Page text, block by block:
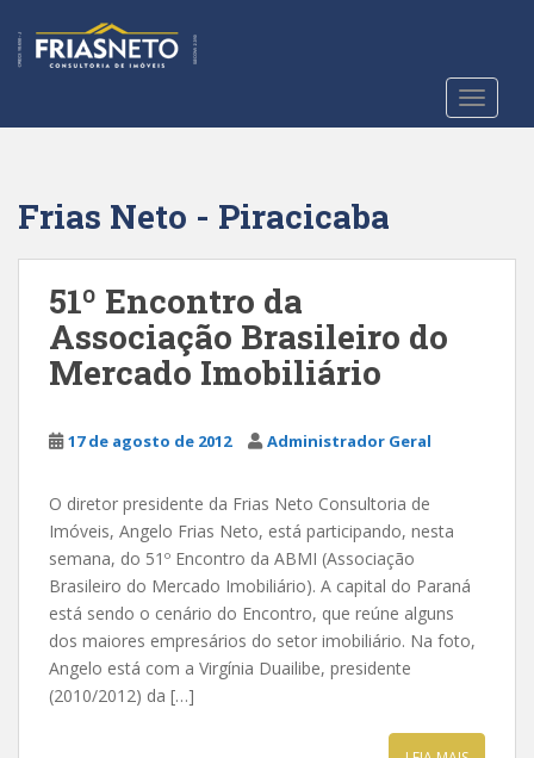
t
Frias Neto - Piracicaba
51º Encontro da
Associação Brasileiro do
Mercado Imobiliário
17 de agosto de 2012 Administrador Geral
O diretor presidente da Frias Neto Consultoria de
Imóveis, Angelo Frias Neto, está participando, nesta
semana, do 51º Encontro da ABMI (Associação
Brasileiro do Mercado Imobiliário). A capital do Paraná
está sendo o cenário do Encontro, que reúne alguns
dos maiores empresários do setor imobiliário. Na foto,
Angelo está com a Virgínia Duailibe, presidente
(2010/2012) da […]